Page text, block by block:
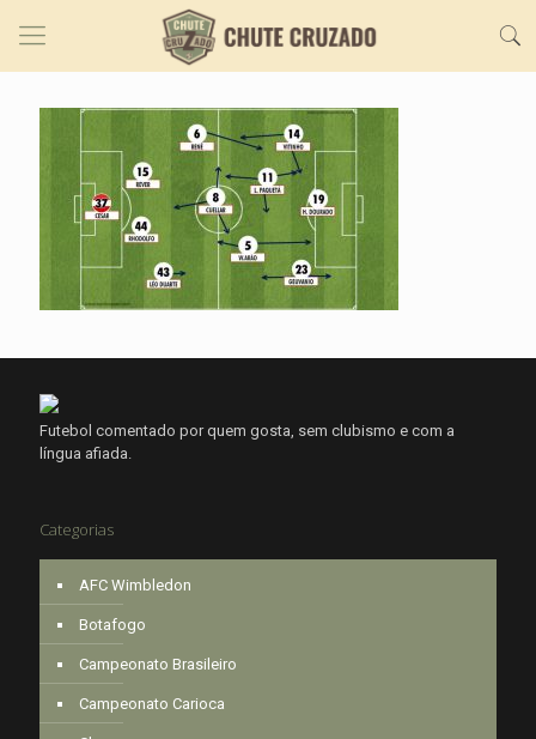
Futebol comentado por quem gosta, sem clubismo e com a
língua afiada.
Categorias
AFC Wimbledon
Botafogo
Campeonato Brasileiro
Campeonato Carioca